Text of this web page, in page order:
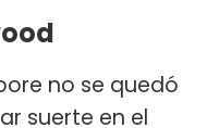
no se quedó
suerte en el